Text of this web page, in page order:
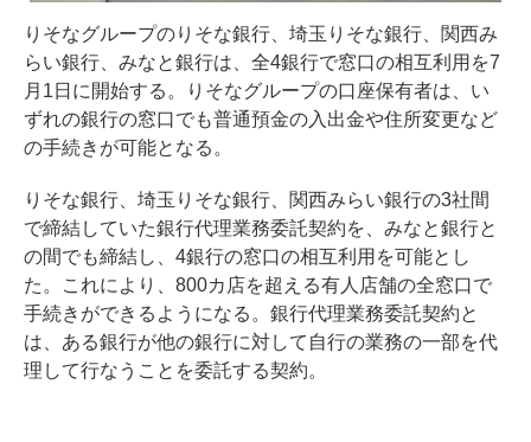
りそなグループのりそな銀行、埼玉りそな銀行、関西み
らい銀行、みなと銀行は、全4銀行で窓口の相互利用を7
月1日に開始する。りそなグループの口座保有者は、い
ずれの銀行の窓口でも普通預金の入出金や住所変更など
の手続きが可能となる。
りそな銀行、埼玉りそな銀行、関西みらい銀行の3社間
で締結していた銀行代理業務委託契約を、みなと銀行と
の間でも締結し、4銀行の窓口の相互利用を可能とし
た。これにより、800カ店を超える有人店舗の全窓口で
手続きができるようになる。銀行代理業務委託契約と
は、ある銀行が他の銀行に対して自行の業務の一部を代
理して行なうことを委託する契約。